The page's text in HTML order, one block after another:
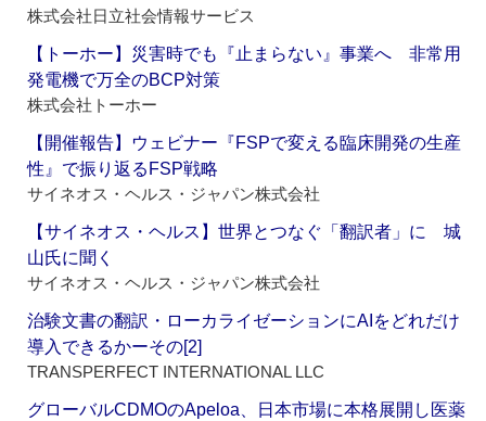
株式会社日立社会情報サービス
【トーホー】災害時でも『止まらない』事業へ 非常用
発電機で万全のBCP対策
株式会社トーホー
【開催報告】ウェビナー『FSPで変える臨床開発の生産
性』で振り返るFSP戦略
サイネオス・ヘルス・ジャパン株式会社
【サイネオス・ヘルス】世界とつなぐ「翻訳者」に 城
山氏に聞く
サイネオス・ヘルス・ジャパン株式会社
治験文書の翻訳・ローカライゼーションにAIをどれだけ
導入できるかーその[2]
TRANSPERFECT INTERNATIONAL LLC
グローバルCDMOのApeloa、日本市場に本格展開し医薬